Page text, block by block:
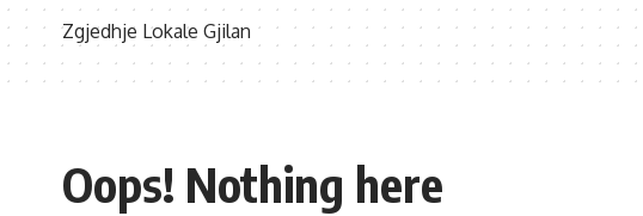
Zgjedhje Lokale Gjilan
Oops! Nothing here